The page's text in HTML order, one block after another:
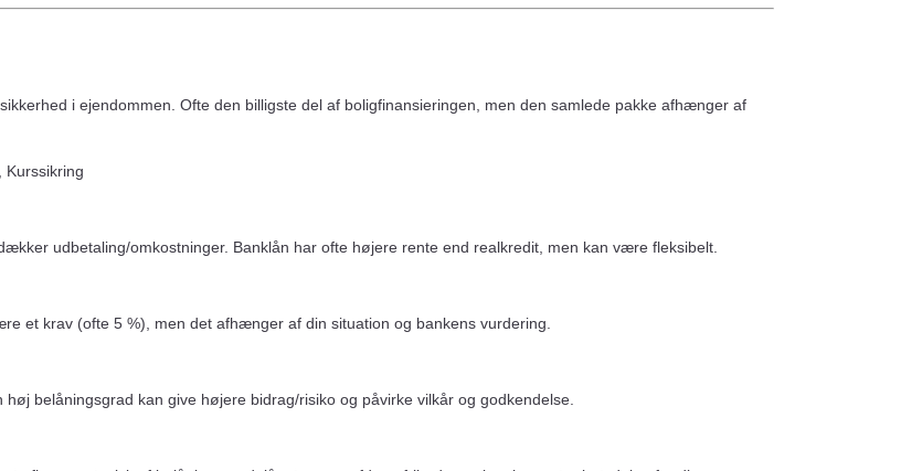
i ejendommen. Ofte den billigste del af boligfinansieringen, men den samlede pakke afhænger af
Kurssikring
udbetaling/omkostninger. Banklån har ofte højere rente end realkredit, men kan være fleksibelt.
et krav (ofte 5 %), men det afhænger af din situation og bankens vurdering.
belåningsgrad kan give højere bidrag/risiko og påvirke vilkår og godkendelse.